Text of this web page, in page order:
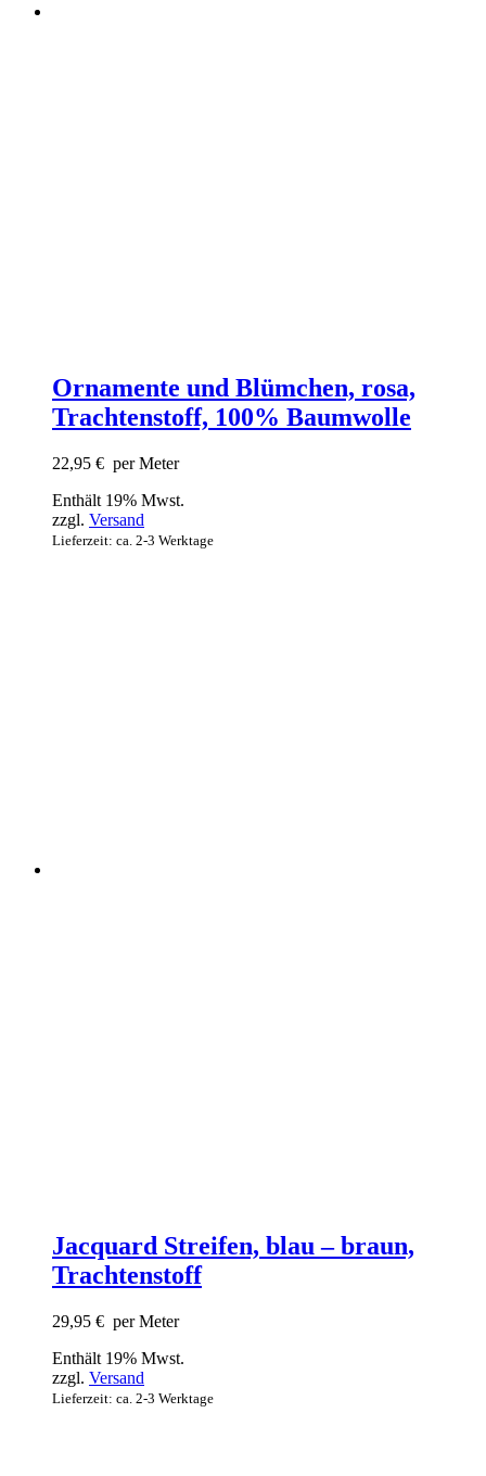
Ornamente und Blümchen, rosa,
Trachtenstoff, 100% Baumwolle
22,95 € per Meter
Enthält 19% Mwst.
zzgl. Versand
Lieferzeit: ca. 2-3 Werktage
Jacquard Streifen, blau – braun,
Trachtenstoff
29,95 € per Meter
Enthält 19% Mwst.
zzgl. Versand
Lieferzeit: ca. 2-3 Werktage